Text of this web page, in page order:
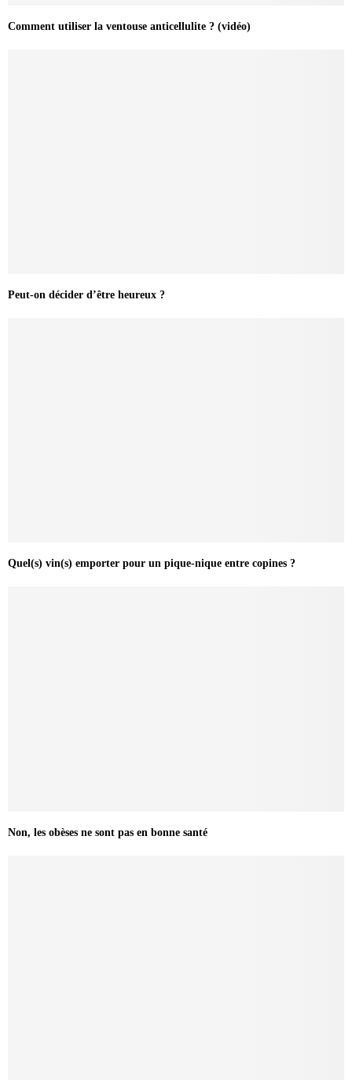
Comment utiliser la ventouse anticellulite ? (vidéo)
Peut-on décider d’être heureux ?
Quel(s) vin(s) emporter pour un pique-nique entre copines ?
Non, les obèses ne sont pas en bonne santé